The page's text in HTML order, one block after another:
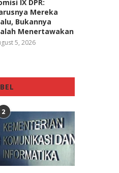
IX DPR:
Mereka
Bukannya
Menertawakan
5, 2026
2